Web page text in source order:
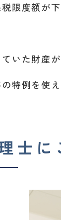
限度額が
いた財産
特例を使
士に